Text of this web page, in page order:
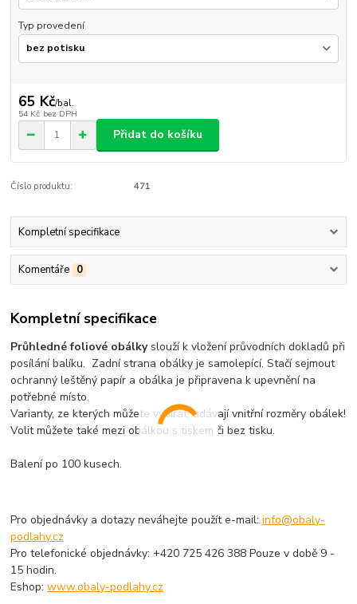
Typ provedení
65 Kč/bal.
54 Kč bez DPH
Přidat do košíku
Číslo produktu: 471
Kompletní specifikace
Komentáře 0
Kompletní specifikace
Průhledné foliové obálky slouží k vložení průvodních dokladů při
posílání balíku. Zadní strana obálky je samolepící. Stačí sejmout
ochranný leštěný papír a obálka je připravena k upevnění na
potřebné místo.
Varianty, ze kterých můžete vybírat, udávají vnitřní rozměry obálek!
Volit můžete také mezi obálkou s tiskem či bez tisku.
Balení po 100 kusech.
Pro objednávky a dotazy neváhejte použít e-mail:info@obaly-
podlahy.cz
Pro telefonické objednávky: +420 725 426 388 Pouze v době 9 -
15 hodin.
Eshop:www.obaly-podlahy.cz